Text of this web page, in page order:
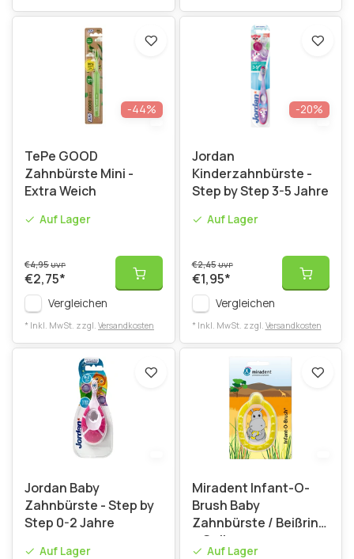
-44%
TePe GOOD
Zahnbürste Mini -
Extra Weich
Auf Lager
€4,95UVP
€2,75*
Vergleichen
* Inkl. MwSt. zzgl. Versandkosten
-20%
Jordan
Kinderzahnbürste -
Step by Step 3-5 Jahre
Auf Lager
€2,45UVP
€1,95*
Vergleichen
* Inkl. MwSt. zzgl. Versandkosten
Jordan Baby
Zahnbürste - Step by
Step 0-2 Jahre
Auf Lager
Miradent Infant-O-
Brush Baby
Zahnbürste / Beißring
– Gelb
Auf Lager